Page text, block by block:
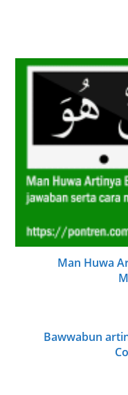
Man Huwa
Bawwabun